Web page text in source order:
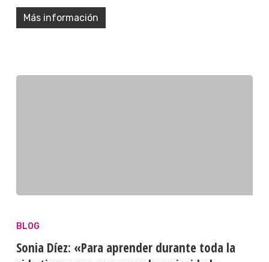
Más información
BLOG
Sonia Díez: «Para aprender durante toda la